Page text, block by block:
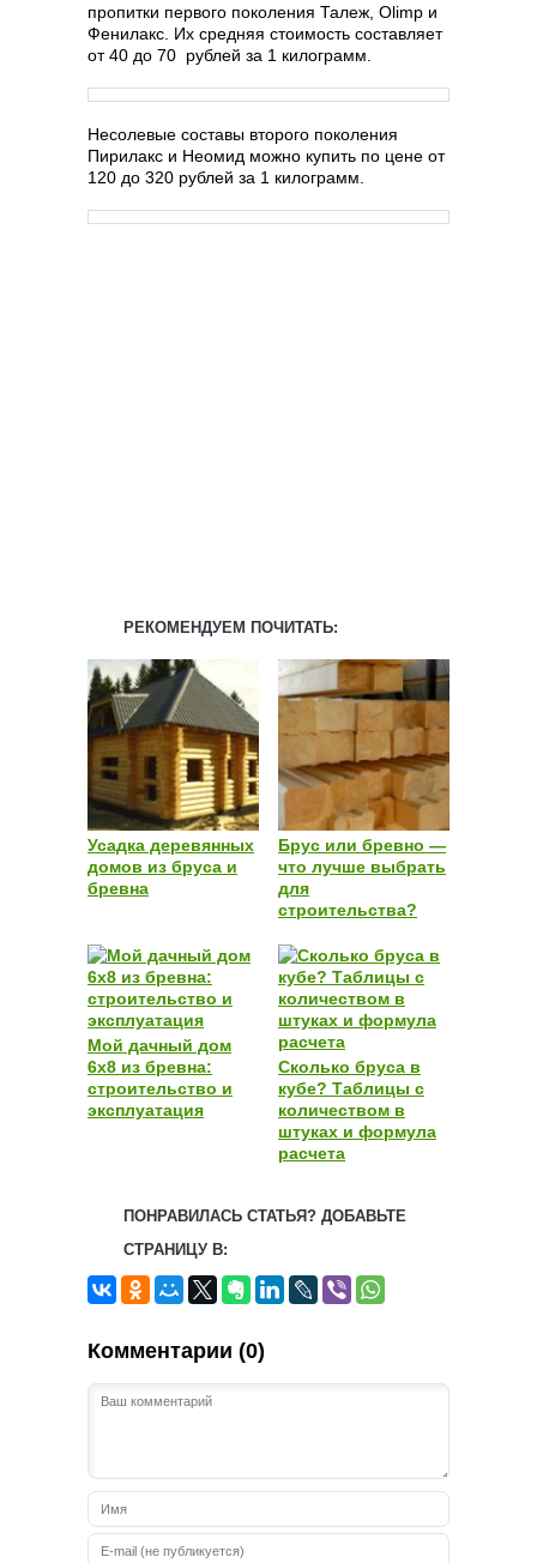
пропитки первого поколения Талеж, Olimp и
Фенилакс. Их средняя стоимость составляет
от 40 до 70 рублей за 1 килограмм.
Несолевые составы второго поколения
Пирилакс и Неомид можно купить по цене от
120 до 320 рублей за 1 килограмм.
РЕКОМЕНДУЕМ ПОЧИТАТЬ:
Усадка деревянных
домов из бруса и
бревна
Брус или бревно —
что лучше выбрать
для
строительства?
Мой дачный дом
6х8 из бревна:
строительство и
эксплуатация
Сколько бруса в
кубе? Таблицы с
количеством в
штуках и формула
расчета
ПОНРАВИЛАСЬ СТАТЬЯ? ДОБАВЬТЕ
СТРАНИЦУ В:
Комментарии (0)